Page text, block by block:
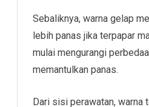
Sebaliknya, warna gelap
lebih panas jika terpapar
mulai mengurangi
memantulkan panas.
Dari sisi perawatan, warna